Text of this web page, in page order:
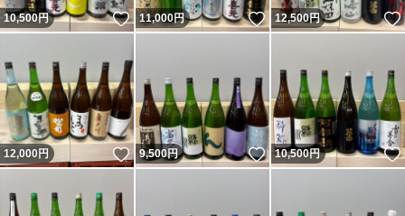
10,500円 いいね！
11,000円 いいね！
12,500円
12,000円 いいね！
9,500円 いいね！
10,500円